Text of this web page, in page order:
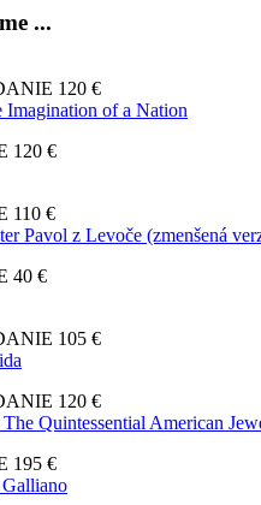
...
120 €
Imagination of a Nation
120 €
110 €
Pavol z Levoče (zmenšená
40 €
105 €
120 €
Quintessential American
195 €